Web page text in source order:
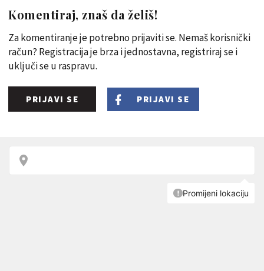
Komentiraj, znaš da želiš!
Za komentiranje je potrebno prijaviti se. Nemaš korisnički
račun? Registracija je brza i jednostavna, registriraj se i
uključi se u raspravu.
PRIJAVI SE PRIJAVI SE